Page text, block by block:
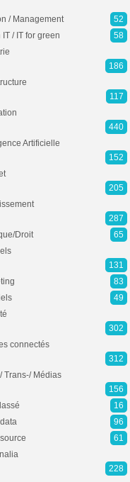
/ Management
52
IT / IT for green
58
186
117
440
Artificielle
152
205
287
Droit
65
131
83
49
302
connectés
312
Trans-/ Médias
156
16
96
61
228